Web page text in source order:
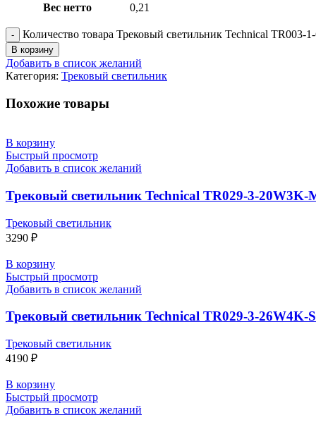
Вес нетто 0,21
Количество товара Трековый светильник Technical TR003-
В корзину
Добавить в список желаний
Категория: Трековый светильник
Похожие товары
В корзину
Быстрый просмотр
Добавить в список желаний
Трековый светильник Technical TR029-3-20W3K-
Трековый светильник
3290 ₽
В корзину
Быстрый просмотр
Добавить в список желаний
Трековый светильник Technical TR029-3-26W4K-
Трековый светильник
4190 ₽
В корзину
Быстрый просмотр
Добавить в список желаний